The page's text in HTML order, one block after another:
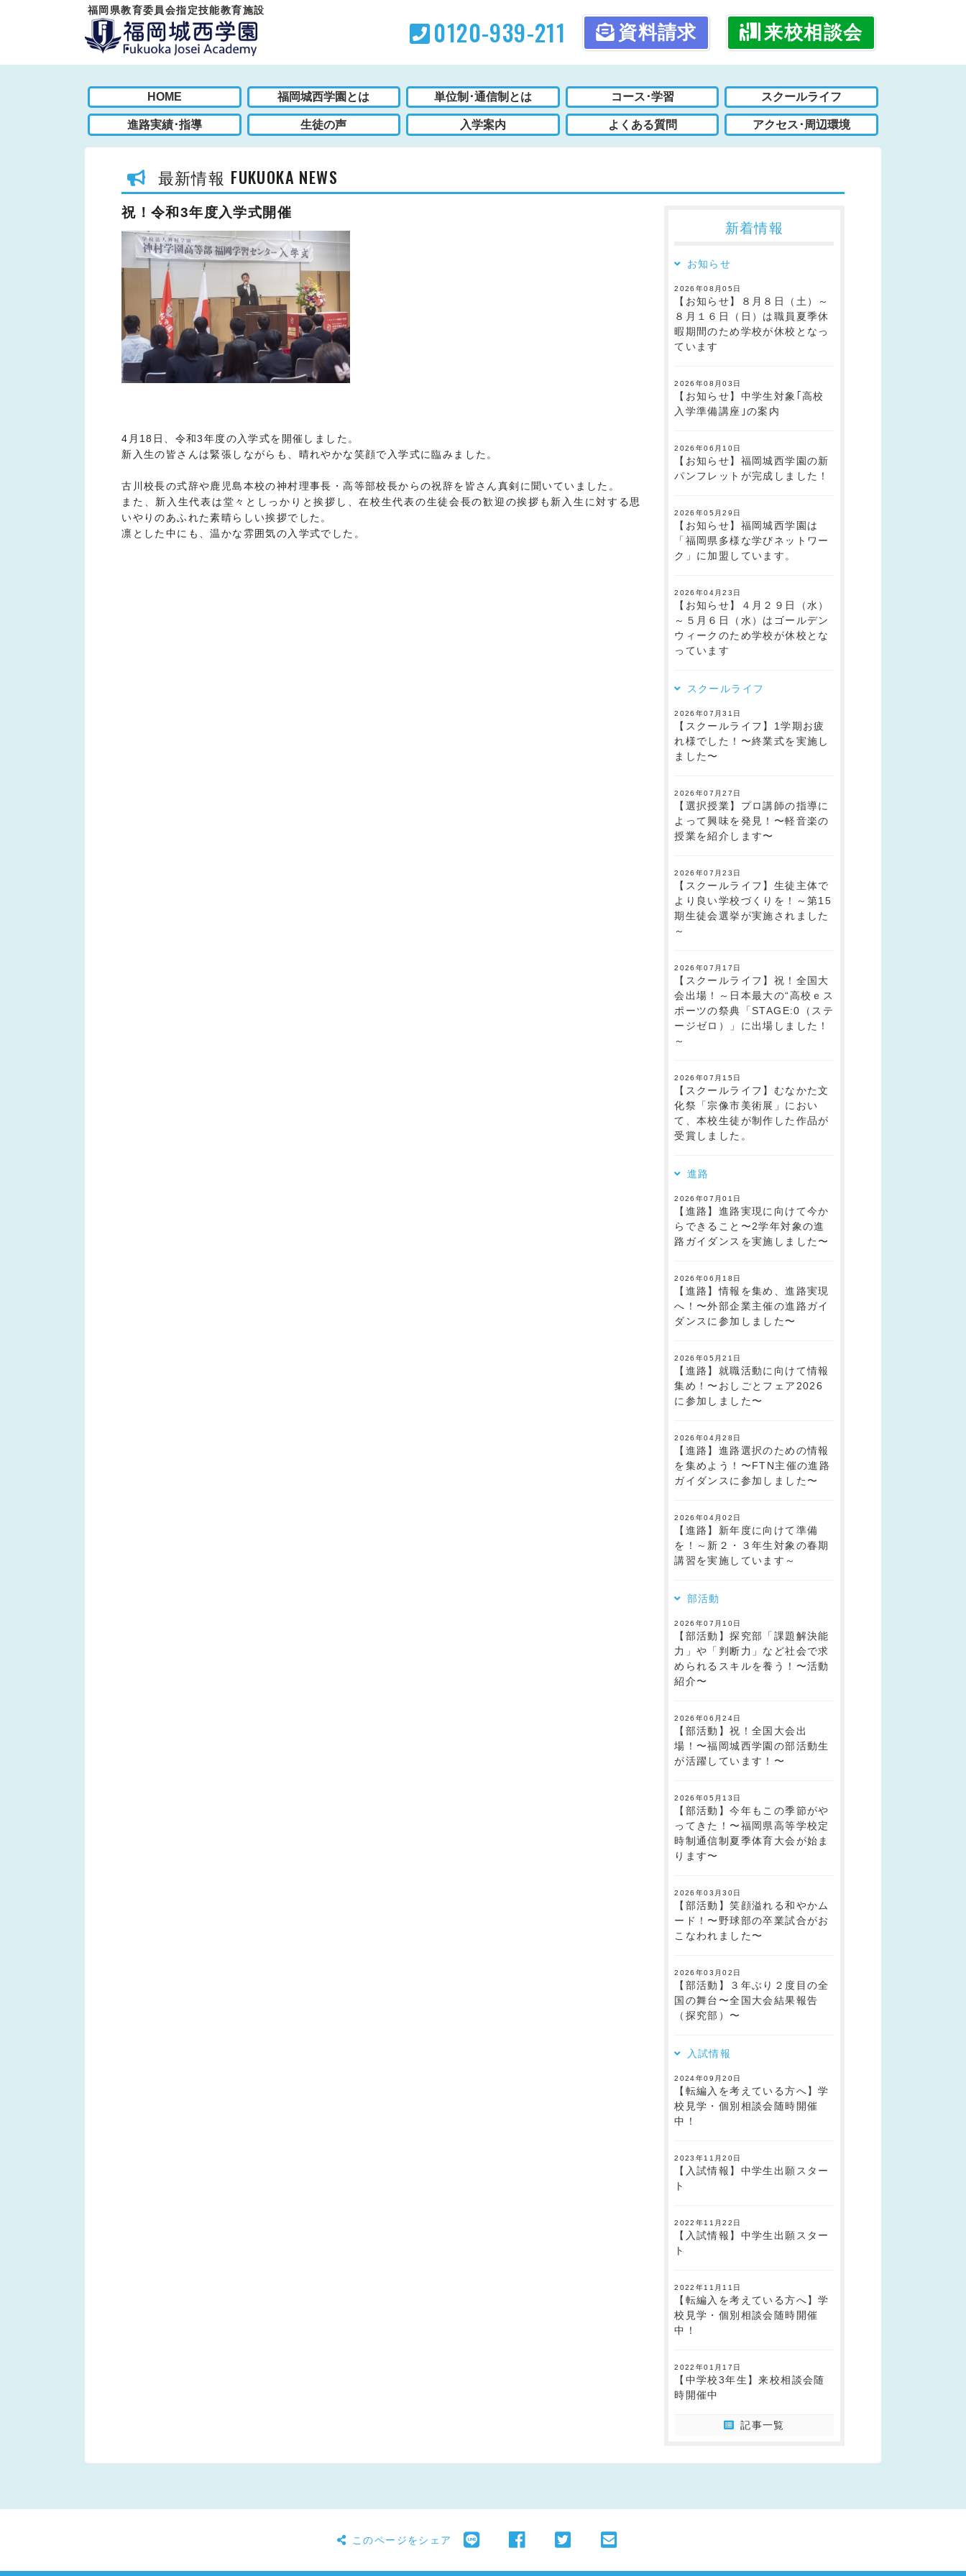
福岡県教育委員会指定技能教育施設
0120-939-211 資料請求 来校相談会
HOME 福岡城西学園とは 単位制･通信制とは コース･学習 スクールライフ
進路実績･指導 生徒の声 入学案内 よくある質問 アクセス･周辺環境
最新情報 FUKUOKA NEWS
祝！令和3年度入学式開催
4月18日、令和3年度の入学式を開催しました。
新入生の皆さんは緊張しながらも、晴れやかな笑顔で入学式に臨みました。
古川校長の式辞や鹿児島本校の神村理事長・高等部校長からの祝辞を皆さん真剣に聞いていました。
また、新入生代表は堂々としっかりと挨拶し、在校生代表の生徒会長の歓迎の挨拶も新入生に対する思
いやりのあふれた素晴らしい挨拶でした。
凛とした中にも、温かな雰囲気の入学式でした。
新着情報
お知らせ
2026年08月05日
【お知らせ】８月８日（土）～
８月１６日（日）は職員夏季休
暇期間のため学校が休校となっ
ています
2026年08月03日
【お知らせ】中学生対象｢高校
入学準備講座｣の案内
2026年06月10日
【お知らせ】福岡城西学園の新
パンフレットが完成しました！
2026年05月29日
【お知らせ】福岡城西学園は
「福岡県多様な学びネットワー
ク」に加盟しています。
2026年04月23日
【お知らせ】４月２９日（水）
～５月６日（水）はゴールデン
ウィークのため学校が休校とな
っています
スクールライフ
2026年07月31日
【スクールライフ】1学期お疲
れ様でした！〜終業式を実施し
ました〜
2026年07月27日
【選択授業】プロ講師の指導に
よって興味を発見！〜軽音楽の
授業を紹介します〜
2026年07月23日
【スクールライフ】生徒主体で
より良い学校づくりを！～第15
期生徒会選挙が実施されました
～
2026年07月17日
【スクールライフ】祝！全国大
会出場！～日本最大の“高校ｅス
ポーツの祭典「STAGE:0（ステ
ージゼロ）」に出場しました！
～
2026年07月15日
【スクールライフ】むなかた文
化祭「宗像市美術展」におい
て、本校生徒が制作した作品が
受賞しました。
進路
2026年07月01日
【進路】進路実現に向けて今か
らできること〜2学年対象の進
路ガイダンスを実施しました〜
2026年06月18日
【進路】情報を集め、進路実現
へ！〜外部企業主催の進路ガイ
ダンスに参加しました〜
2026年05月21日
【進路】就職活動に向けて情報
集め！〜おしごとフェア2026
に参加しました〜
2026年04月28日
【進路】進路選択のための情報
を集めよう！〜FTN主催の進路
ガイダンスに参加しました〜
2026年04月02日
【進路】新年度に向けて準備
を！～新２・３年生対象の春期
講習を実施しています～
部活動
2026年07月10日
【部活動】探究部「課題解決能
力」や「判断力」など社会で求
められるスキルを養う！〜活動
紹介〜
2026年06月24日
【部活動】祝！全国大会出
場！〜福岡城西学園の部活動生
が活躍しています！〜
2026年05月13日
【部活動】今年もこの季節がや
ってきた！〜福岡県高等学校定
時制通信制夏季体育大会が始ま
ります〜
2026年03月30日
【部活動】笑顔溢れる和やかム
ード！〜野球部の卒業試合がお
こなわれました〜
2026年03月02日
【部活動】３年ぶり２度目の全
国の舞台〜全国大会結果報告
（探究部）〜
入試情報
2024年09月20日
【転編入を考えている方へ】学
校見学・個別相談会随時開催
中！
2023年11月20日
【入試情報】中学生出願スター
ト
2022年11月22日
【入試情報】中学生出願スター
ト
2022年11月11日
【転編入を考えている方へ】学
校見学・個別相談会随時開催
中！
2022年01月17日
【中学校3年生】来校相談会随
時開催中
記事一覧
このページをシェア